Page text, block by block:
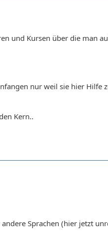
und Kursen über die man
nur weil sie hier Hilfe
Kern..
Sprachen (hier jetzt